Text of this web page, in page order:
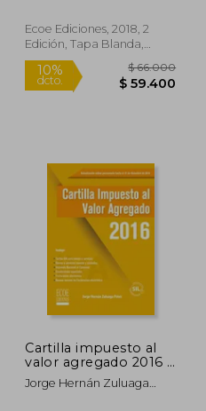
Ecoe Ediciones, 2018, 2
Edición, Tapa Blanda,
Nuevo
10%
dcto.
Cartilla impuesto al
valor agregado 2016 -
2da edición
Jorge Hernán Zuluaga